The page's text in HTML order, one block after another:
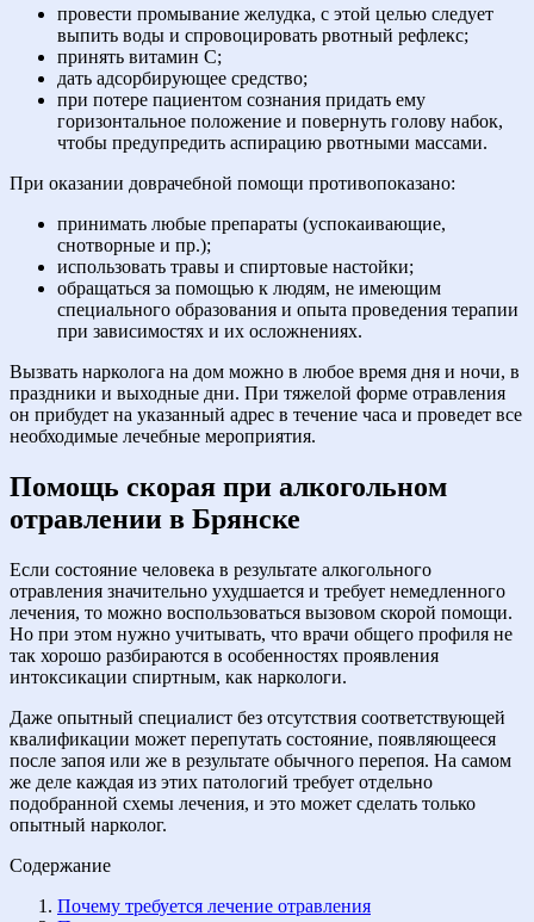
провести промывание желудка, с этой целью следует
выпить воды и спровоцировать рвотный рефлекс;
принять витамин C;
дать адсорбирующее средство;
при потере пациентом сознания придать ему
горизонтальное положение и повернуть голову набок,
чтобы предупредить аспирацию рвотными массами.
При оказании доврачебной помощи противопоказано:
принимать любые препараты (успокаивающие,
снотворные и пр.);
использовать травы и спиртовые настойки;
обращаться за помощью к людям, не имеющим
специального образования и опыта проведения терапии
при зависимостях и их осложнениях.
Вызвать нарколога на дом можно в любое время дня и ночи, в
праздники и выходные дни. При тяжелой форме отравления
он прибудет на указанный адрес в течение часа и проведет все
необходимые лечебные мероприятия.
Помощь скорая при алкогольном
отравлении в Брянске
Если состояние человека в результате алкогольного
отравления значительно ухудшается и требует немедленного
лечения, то можно воспользоваться вызовом скорой помощи.
Но при этом нужно учитывать, что врачи общего профиля не
так хорошо разбираются в особенностях проявления
интоксикации спиртным, как наркологи.
Даже опытный специалист без отсутствия соответствующей
квалификации может перепутать состояние, появляющееся
после запоя или же в результате обычного перепоя. На самом
же деле каждая из этих патологий требует отдельно
подобранной схемы лечения, и это может сделать только
опытный нарколог.
Содержание
Почему требуется лечение отравления